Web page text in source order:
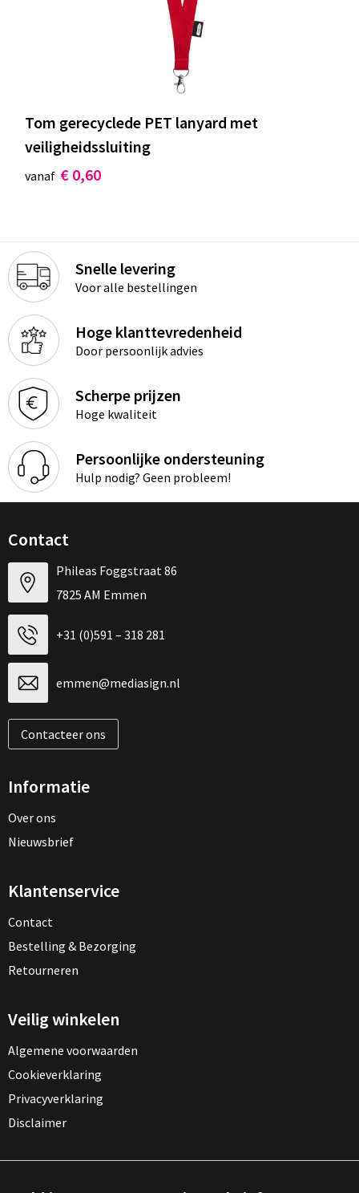
Tom gerecyclede PET lanyard met
veiligheidssluiting
vanaf € 0,60
Snelle levering
Voor alle bestellingen
Hoge klanttevredenheid
Door persoonlijk advies
Scherpe prijzen
Hoge kwaliteit
Persoonlijke ondersteuning
Hulp nodig? Geen probleem!
Contact
Phileas Foggstraat 86
7825 AM Emmen
+31 (0)591 – 318 281
emmen@mediasign.nl
Contacteer ons
Informatie
Over ons
Nieuwsbrief
Klantenservice
Contact
Bestelling & Bezorging
Retourneren
Veilig winkelen
Algemene voorwaarden
Cookieverklaring
Privacyverklaring
Disclaimer